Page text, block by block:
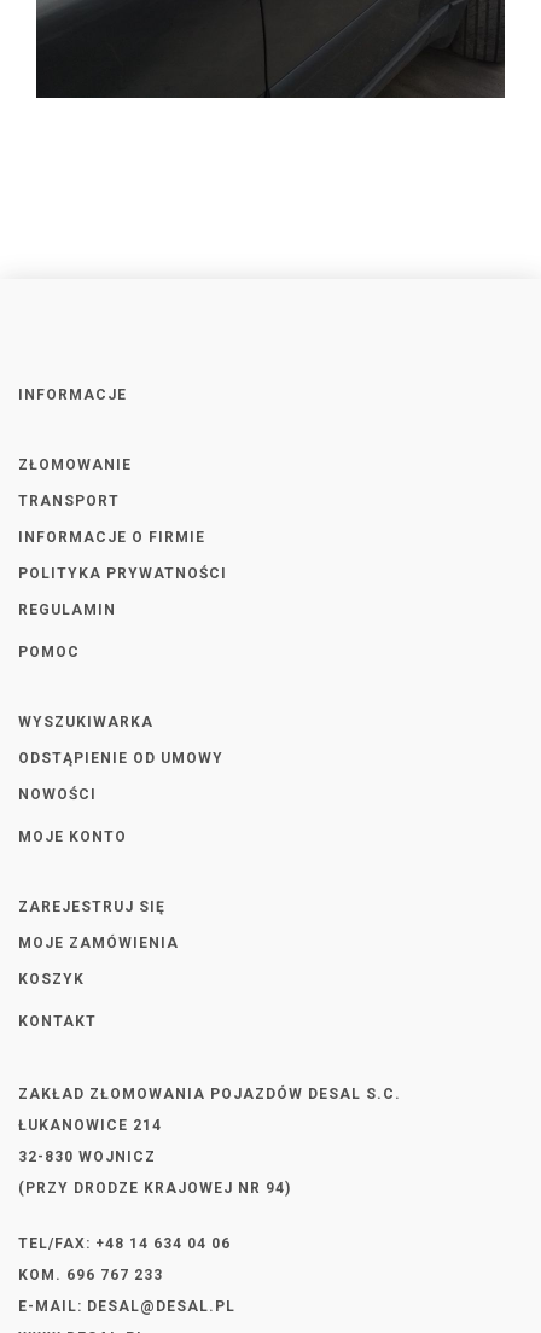
INFORMACJE
ZŁOMOWANIE
TRANSPORT
INFORMACJE O FIRMIE
POLITYKA PRYWATNOŚCI
REGULAMIN
POMOC
WYSZUKIWARKA
ODSTĄPIENIE OD UMOWY
NOWOŚCI
MOJE KONTO
ZAREJESTRUJ SIĘ
MOJE ZAMÓWIENIA
KOSZYK
KONTAKT
ZAKŁAD ZŁOMOWANIA POJAZDÓW DESAL S.C.
ŁUKANOWICE 214
32-830 WOJNICZ
(PRZY DRODZE KRAJOWEJ NR 94)
TEL/FAX: +48 14 634 04 06
KOM. 696 767 233
E-MAIL: DESAL@DESAL.PL